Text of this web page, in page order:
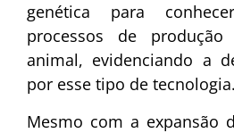
genética para
processos de
animal, evidenciando a
por esse tipo de tecnologia.
Mesmo com a expansão